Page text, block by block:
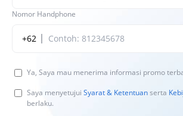
Nomor Handphone
+62
Ya, Saya mau menerima informasi promo
Saya menyetujui Syarat & Ketentuanserta
berlaku.